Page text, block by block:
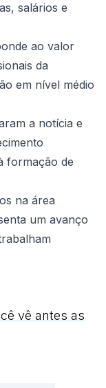
salários e
ao valor
da
em nível médio
a notícia e
formação de
na área
um avanço
vê antes as